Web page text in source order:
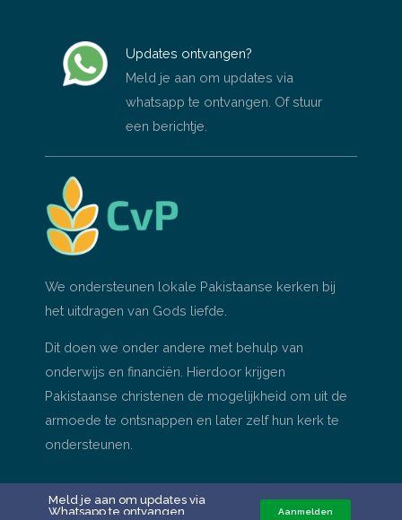
Updates ontvangen?
Meld je aan om updates via
whatsapp te ontvangen. Of stuur
een berichtje.
We ondersteunen lokale Pakistaanse kerken bij
het uitdragen van Gods liefde.
Dit doen we onder andere met behulp van
onderwijs en financiën. Hierdoor krijgen
Pakistaanse christenen de mogelijkheid om uit de
armoede te ontsnappen en later zelf hun kerk te
ondersteunen.
Meld je aan om updates via
Whatsapp te ontvangen
Aanmelden